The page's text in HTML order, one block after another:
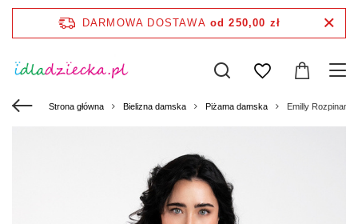
DARMOWA DOSTAWA od 250,00 zł
Strona główna Bielizna damska Piżama damska Emilly Rozpinana